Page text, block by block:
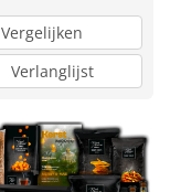
Vergelijken
Verlanglijst